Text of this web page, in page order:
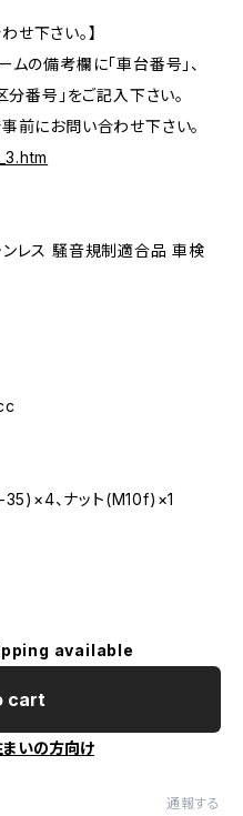
せ下さい。】
ムの備考欄に「車台番号」、
分番号」をご記入下さい。
前にお問い合わせ下さい。
レス 騒音規制適合品 車検
35)×4、ナット(M10f)×1
available
cart
いの方向け
通報する